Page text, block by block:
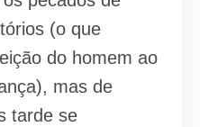
(o que
do homem ao
mas de
tarde se